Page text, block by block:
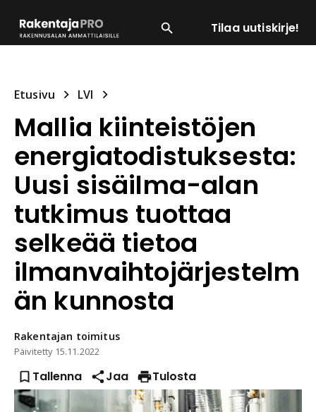
Tilaa uutiskirje!
Etusivu LVI
Mallia kiinteistöjen
energiatodistuksesta:
Uusi sisäilma-alan
tutkimus tuottaa
selkeää tietoa
ilmanvaihtojärjestelm
än kunnosta
Rakentajan toimitus
Päivitetty 15.11.2022
Tallenna Jaa Tulosta